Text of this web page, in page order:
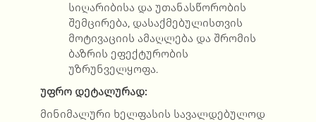
სიღარიბისა და უთანასწორობის
შემცირება, დასაქმებულისთვის
მოტივაციის ამაღლება და შრომის
ბაზრის ეფექტურობის
უზრუნველყოფა.
უფრო დეტალურად:
მინიმალური ხელფასის სავალდებულოდ